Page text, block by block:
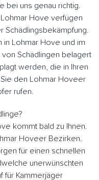
bei uns genau richtig.
Hove verfügen
Schädlingsbekämpfung.
in Lohmar Hove und im
Schädlingen belagert
werden, die in Ihren
den Lohmar Hoveer
rufen.
kommt bald zu Ihnen.
Hoveer Bezirken.
für einen schnellen
unerwünschten
für Kammerjäger